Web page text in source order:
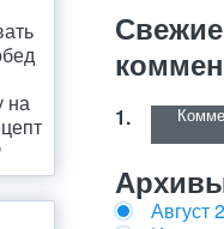
на
Свежие
Август